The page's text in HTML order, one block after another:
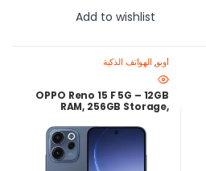
Add to wishlist
أوبو, الهواتف الذكية
OPPO Reno 15 F 5G – 12GB
RAM, 256GB Storage,
Battery